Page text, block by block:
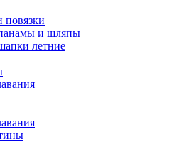
и шляпы
летние